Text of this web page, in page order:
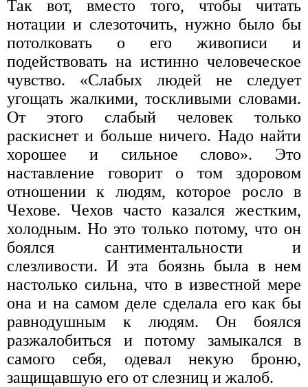
Так вот, вместо того, чтобы читать
нотации и слезоточить, нужно было бы
потолковать о его живописи и
подействовать на истинно человеческое
чувство. «Слабых людей не следует
угощать жалкими, тоскливыми словами.
От этого слабый человек только
раскиснет и больше ничего. Надо найти
хорошее и сильное слово». Это
наставление говорит о том здоровом
отношении к людям, которое росло в
Чехове. Чехов часто казался жестким,
холодным. Но это только потому, что он
боялся сантиментальности и
слезливости. И эта боязнь была в нем
настолько сильна, что в известной мере
она и на самом деле сделала его как бы
равнодушным к людям. Он боялся
разжалобиться и потому замыкался в
самого себя, одевал некую броню,
защищавшую его от слезниц и жалоб.